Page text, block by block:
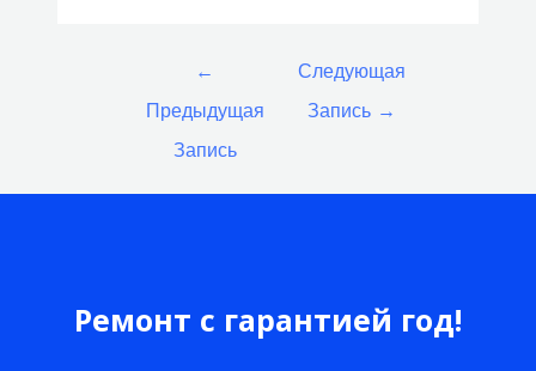
←
Предыдущая
Запись
Следующая
Запись →
Ремонт с гарантией год!